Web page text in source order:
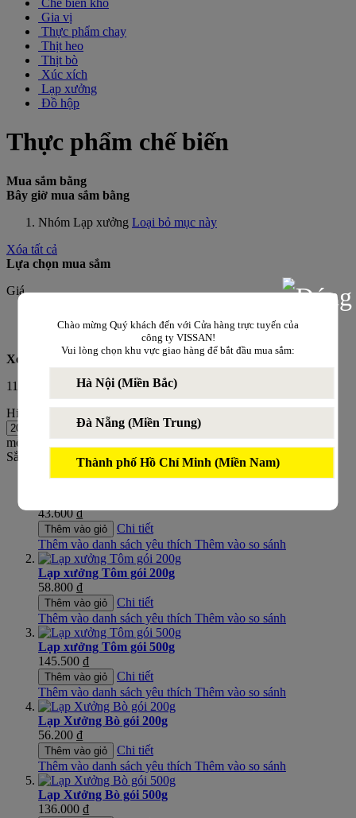
Chào mừng Quý khách đến với Cửa hàng trực tuyến của
công ty VISSAN!
Vui lòng chọn khu vực giao hàng để bắt đầu mua sắm:
Hà Nội (Miền Bắc)
Đà Nẵng (Miền Trung)
Thành phố Hồ Chí Minh (Miền Nam)
Chế biến khô
Gia vị
Thực phẩm chay
Thịt heo
Thịt bò
Xúc xích
Lạp xưởng
Đồ hộp
Thực phẩm chế biến
Mua sắm bằng
Bây giờ mua sắm bằng
Nhóm Lạp xưởng Loại bỏ mục này
Xóa tất cả
Lựa chọn mua sắm
Giá
sản phẩm
100.000 ₫và cao hơn4sản phẩm
Xem dưới dạng
Lưới
Danh sách
11
Hiển thị
mỗi trang
Sắp xếp theo
Thiết lập theo hướng giảm dần
43.600 ₫
Thêm vào giỏ
Chi tiết
Thêm vào danh sách yêu thích Thêm vào so sánh
Lạp xưởng Tôm gói 200g
58.800 ₫
Thêm vào giỏ
Chi tiết
Thêm vào danh sách yêu thích Thêm vào so sánh
Lạp xưởng Tôm gói 500g
145.500 ₫
Thêm vào giỏ
Chi tiết
Thêm vào danh sách yêu thích Thêm vào so sánh
Lạp Xưởng Bò gói 200g
56.200 ₫
Thêm vào giỏ
Chi tiết
Thêm vào danh sách yêu thích Thêm vào so sánh
Lạp Xưởng Bò gói 500g
136.000 ₫